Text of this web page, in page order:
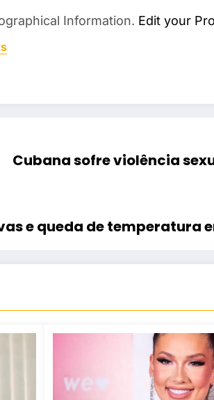
Information. Edit your
Cubana sofre violência
e queda de temperatura